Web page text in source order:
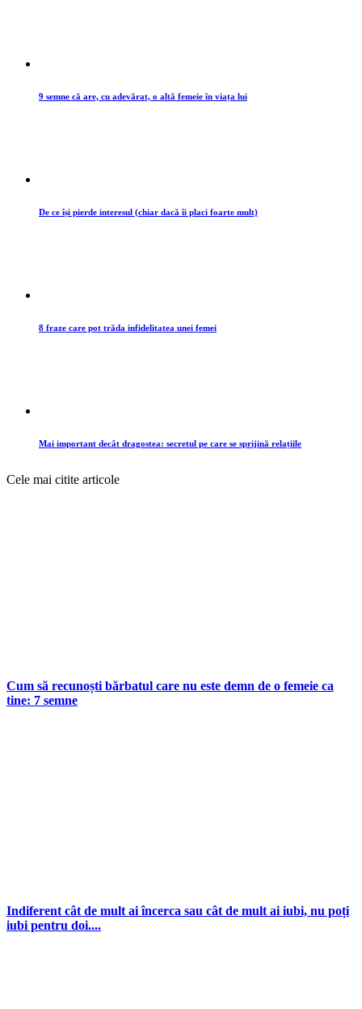
9 semne că are, cu adevărat, o altă femeie în viața lui
De ce își pierde interesul (chiar dacă îi placi foarte mult)
8 fraze care pot trăda infidelitatea unei femei
Mai important decât dragostea: secretul pe care se sprijină relațiile
Cele mai citite articole
Cum să recunoști bărbatul care nu este demn de o femeie ca
tine: 7 semne
Indiferent cât de mult ai încerca sau cât de mult ai iubi, nu poți
iubi pentru doi....